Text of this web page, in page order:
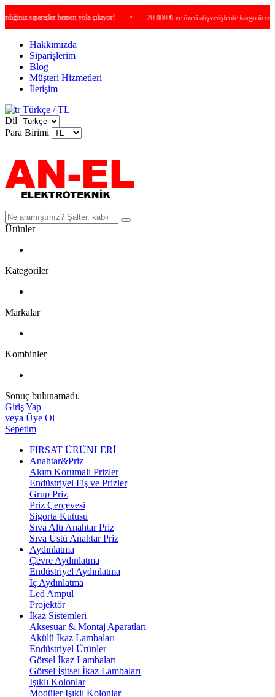
siparişler hemen yola çıkıyor! 20.000 ₺ ve üzeri alışverişlerde kargo ücretsiz !
Hakkımızda
Siparişlerim
Blog
Müşteri Hizmetleri
İletişim
Türkçe / TL
Dil
Para Birimi
Ürünler
Kategoriler
Markalar
Kombinler
Sonuç bulunamadı.
Giriş Yap
veya Üye Ol
Sepetim
FIRSAT ÜRÜNLERİ
Anahtar&Priz
Akım Korumalı Prizler
Endüstriyel Fiş ve Prizler
Grup Priz
Priz Çerçevesi
Sigorta Kutusu
Sıva Altı Anahtar Priz
Sıva Üstü Anahtar Priz
Aydınlatma
Çevre Aydınlatma
Endüstriyel Aydınlatma
İç Aydınlatma
Led Ampul
Projektör
İkaz Sistemleri
Aksesuar & Montaj Aparatları
Akülü İkaz Lambaları
Endüstriyel Ürünler
Görsel İkaz Lambaları
Görsel İşitsel İkaz Lambaları
Işıklı Kolonlar
Modüler Işıklı Kolonlar